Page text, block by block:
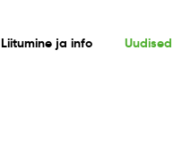
Liitumine ja info Uudised